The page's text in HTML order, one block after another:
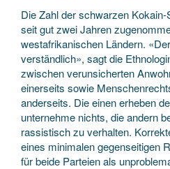
Die Zahl der schwarzen
seit gut zwei Jahren
westafrikanischen Ländern.
verständlich», sagt die
zwischen verunsicherten
einerseits sowie
anderseits. Die einen erheben
unternehme nichts, die andern
rassistisch zu verhalten.
eines minimalen gegenseitigen
für beide Parteien als